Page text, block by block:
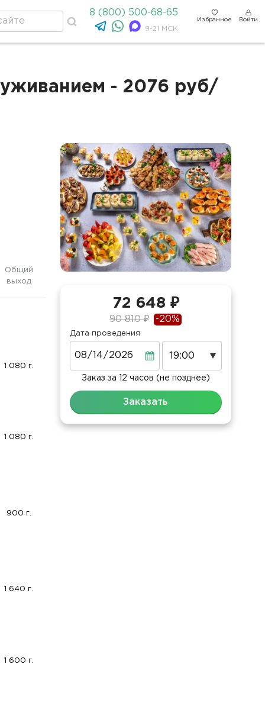
8 (800) 500-68-65
9-21 МСК
Избранное Войти
- 2076 руб/
Общий
выход
1 080 г.
1 080 г.
900 г.
1 640 г.
1 600 г.
72 648 ₽
90 810 ₽ -20%
Дата проведения
Заказ за 12 часов (не позднее)
Заказать